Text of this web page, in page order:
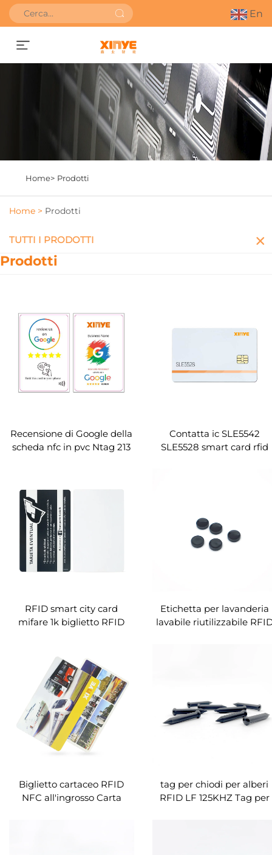
En
Richiedi un preventivo
Home> Prodotti
Home > Prodotti
TUTTI I PRODOTTI
Prodotti
Recensione di Google della
scheda nfc in pvc Ntag 213
Contatta ic SLE5542
SLE5528 smart card rfid
RFID smart city card
mifare 1k biglietto RFID
Etichetta per lavanderia
lavabile riutilizzabile
Biglietto cartaceo RFID
NFC all'ingrosso Carta
tag per chiodi per alberi
RFID LF 125KHZ Tag per